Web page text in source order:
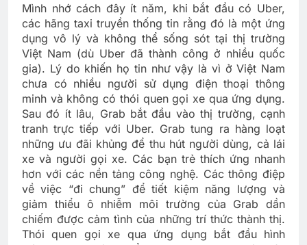
Mình nhớ cách đây ít năm, khi bắt đầu có Uber,
các hãng taxi truyền thống tin rằng đó là một ứng
dụng vô lý và không thể sống sót tại thị trường
Việt Nam (dù Uber đã thành công ở nhiều quốc
gia). Lý do khiến họ tin như vậy là vì ở Việt Nam
chưa có nhiều người sử dụng điện thoại thông
minh và không có thói quen gọi xe qua ứng dụng.
Sau đó ít lâu, Grab bắt đầu vào thị trường, cạnh
tranh trực tiếp với Uber. Grab tung ra hàng loạt
những ưu đãi khủng để thu hút người dùng, cả lái
xe và người gọi xe. Các bạn trẻ thích ứng nhanh
hơn với các nền tảng công nghệ. Các thông điệp
về việc “đi chung” để tiết kiệm năng lượng và
giảm thiểu ô nhiễm môi trường của Grab dần
chiếm được cảm tình của những trí thức thành thị.
Thói quen gọi xe qua ứng dụng bắt đầu hình